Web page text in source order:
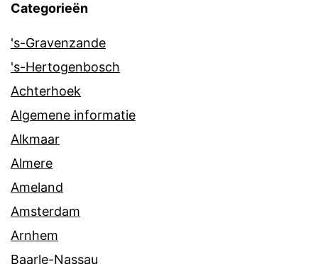
Categorieën
's-Gravenzande
's-Hertogenbosch
Achterhoek
Algemene informatie
Alkmaar
Almere
Ameland
Amsterdam
Arnhem
Baarle-Nassau